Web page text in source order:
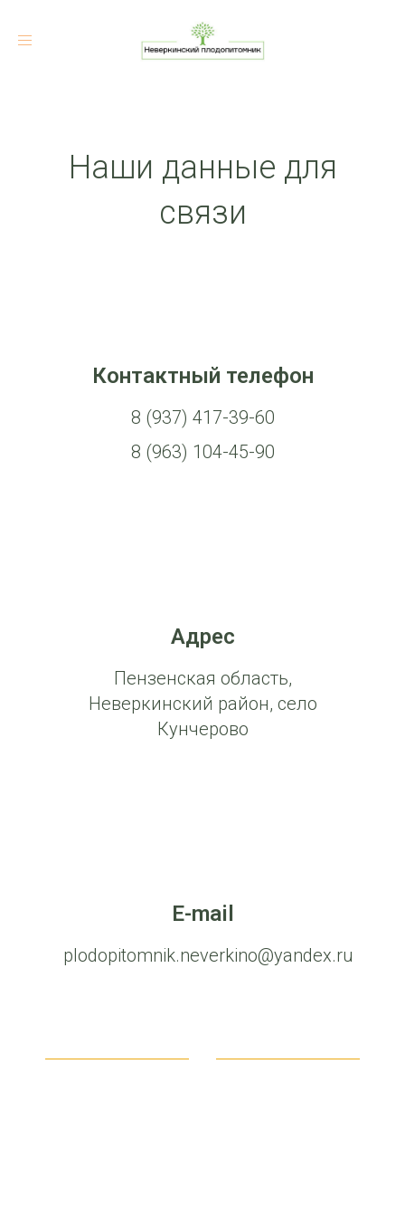
Toggle
Наши данные для
связи
Контактный телефон
8 (937) 417-39-60
8 (963) 104-45-90
Адрес
Пензенская область,
Неверкинский район, село
Кунчерово
E-mail
plodopitomnik.neverkino@yandex.ru